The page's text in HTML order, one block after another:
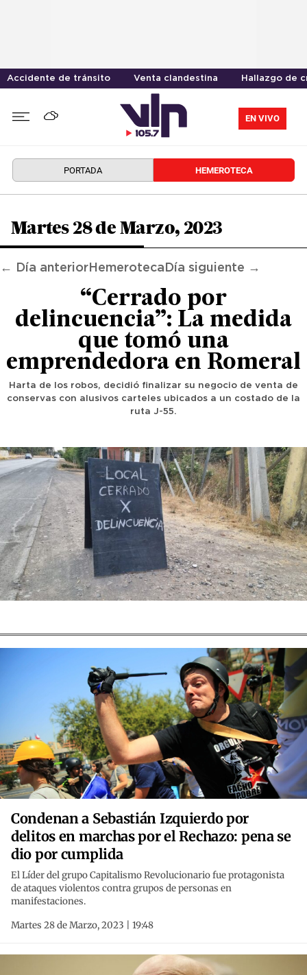
Accidente de tránsito Venta clandestina Hallazgo de
EN VIVO
PORTADA HEMEROTECA
Martes 28 de Marzo, 2023
← Día anterior Hemeroteca Día siguiente →
“Cerrado por
delincuencia”: La medida
que tomó una
emprendedora en Romeral
Harta de los robos, decidió finalizar su negocio de venta de
conservas con alusivos carteles ubicados a un costado de la
ruta J-55.
Condenan a Sebastián Izquierdo por
delitos en marchas por el Rechazo: pena se
dio por cumplida
El Líder del grupo Capitalismo Revolucionario fue protagonista
de ataques violentos contra grupos de personas en
manifestaciones.
Martes 28 de Marzo, 2023 | 19:48